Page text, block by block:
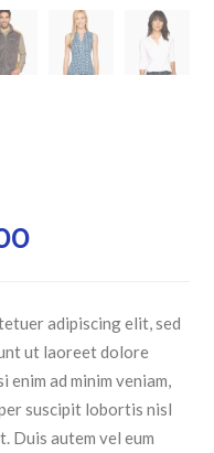
adipiscing elit, sed
ut laoreet dolore
ad minim veniam,
suscipit lobortis nisl
Duis autem vel eum